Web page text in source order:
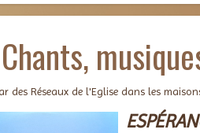
des Réseaux de l'Eglise dans les